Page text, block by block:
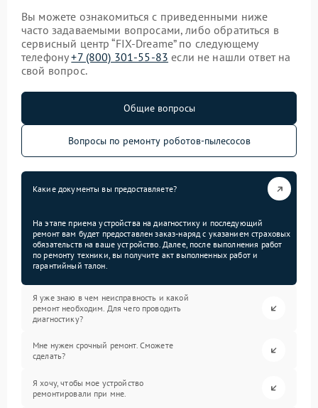
Вы можете ознакомиться с приведенными ниже
часто задаваемыми вопросами, либо обратиться в
сервисный центр “FIX-Dreame” по следующему
телефону+7 (800) 301-55-83 если не нашли ответ на
свой вопрос.
Общие вопросы
Вопросы по ремонту роботов-пылесосов
Какие документы вы предоставляете?
На этапе приема устройства на диагностику и последующий
ремонт вам будет предоставлен заказ-наряд с указанием страховых
обязательств на ваше устройство. Далее, после выполнения работ
по ремонту техники, вы получите акт выполненных работ и
гарантийный талон.
Я уже знаю в чем неисправность и какой
ремонт необходим. Для чего проводить
диагностику?
Мне нужен срочный ремонт. Сможете
сделать?
Я хочу, чтобы мое устройство
ремонтировали при мне.